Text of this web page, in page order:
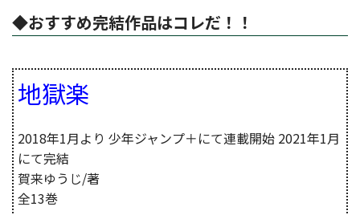
◆おすすめ完結作品はコレだ！！
地獄楽
2018年1月より 少年ジャンプ＋にて連載開始 2021年1月
にて完結
賀来ゆうじ/著
全13巻